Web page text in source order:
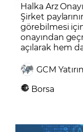
Halka Arz
Şirket
görebilmesi
onayından
açılarak hem
GCM
Borsa